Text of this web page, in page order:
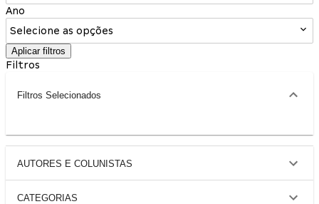
Ano
Selecione as opções
Aplicar filtros
Filtros
Filtros Selecionados
AUTORES E COLUNISTAS
CATEGORIAS